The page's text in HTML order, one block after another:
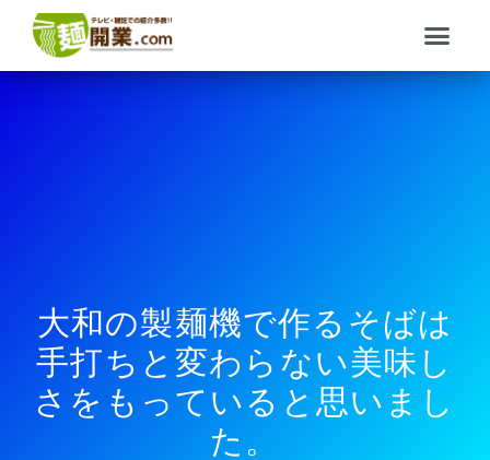
メ
ニ
ュ
大和の製麺機で作るそばは
手打ちと変わらない美味し
さをもっていると思いまし
た。